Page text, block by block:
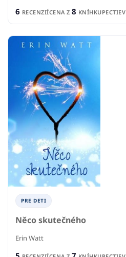
6 RECENZIÍCENA Z 8 KNÍHKUPECTIEV
PRE DETI
Něco skutečného
Erin Watt